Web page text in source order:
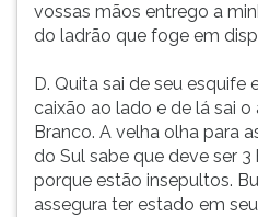
vossas mãos entrego a
do ladrão que foge em
D. Quita sai de seu esquife
caixão ao lado e de lá sai
Branco. A velha olha para
do Sul sabe que deve ser
porque estão insepultos.
assegura ter estado em